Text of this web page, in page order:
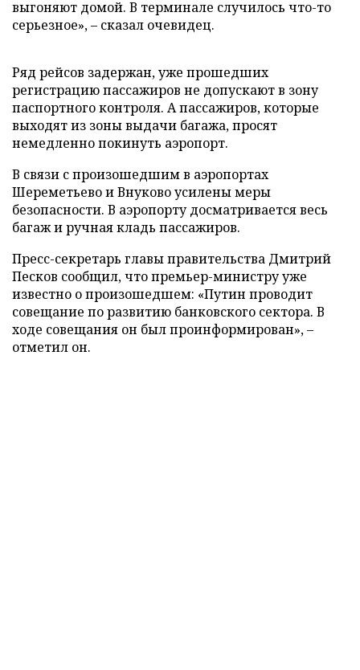
выгоняют домой. В терминале случилось что-то
серьезное», – сказал очевидец.
Ряд рейсов задержан, уже прошедших
регистрацию пассажиров не допускают в зону
паспортного контроля. А пассажиров, которые
выходят из зоны выдачи багажа, просят
немедленно покинуть аэропорт.
В связи с произошедшим в аэропортах
Шереметьево и Внуково усилены меры
безопасности. В аэропорту досматривается весь
багаж и ручная кладь пассажиров.
Пресс-секретарь главы правительства Дмитрий
Песков сообщил, что премьер-министру уже
известно о произошедшем: «Путин проводит
совещание по развитию банковского сектора. В
ходе совещания он был проинформирован», –
отметил он.